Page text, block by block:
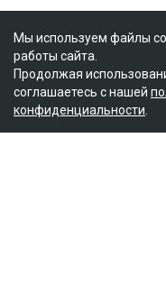
Мы используем файлы
работы сайта.
Продолжая
соглашаетесь с нашей
конфиденциальности